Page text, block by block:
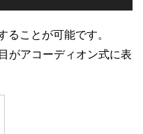
ることが可能です。
がアコーディオン式に表